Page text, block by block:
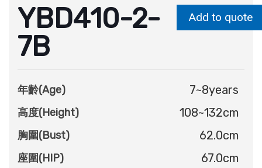
YBD410-2-
7B
Add to quote
年齡(Age) 7~8years
高度(Height) 108~132cm
胸圍(Bust) 62.0cm
座圍(HIP) 67.0cm